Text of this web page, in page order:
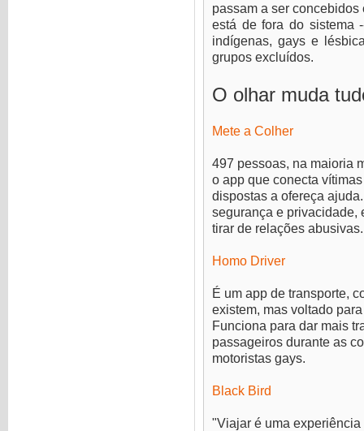
passam a ser
está de fora do sistema
indígenas, gays e
grupos excluídos.
O olhar muda
Mete a Colher
497 pessoas, na maioria
o app que conecta
dispostas a ofereça
segurança e privacidade,
tirar de relações abusivas.
Homo Driver
É um app de transporte,
existem, mas voltado
Funciona para dar mais
passageiros durante as
motoristas gays.
Black Bird
"Viajar é uma